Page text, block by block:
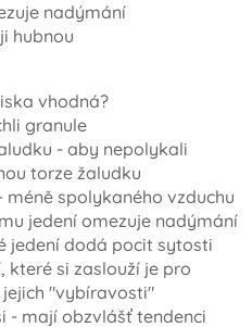
nadýmání
hubnou
vhodná?
granule
- aby nepolykali
torze žaludku
spolykaného vzduchu
jedení omezuje nadýmání
jedení dodá pocit sytosti
které si zaslouží je pro
"vybíravosti"
- mají obzvlášť tendenci